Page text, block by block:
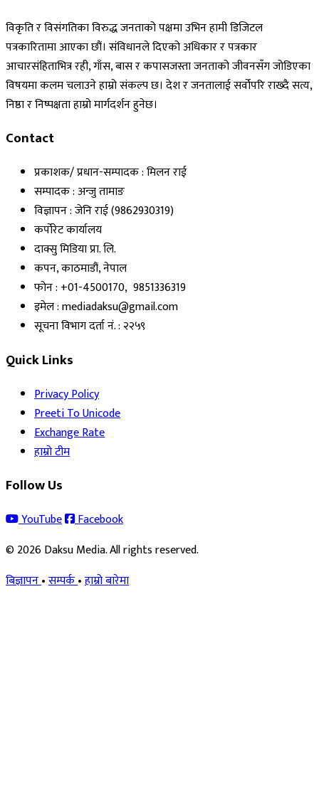
विकृति र विसंगतिका विरुद्ध जनताको पक्षमा उभिन हामी डिजिटल
पत्रकारितामा आएका छौं। संविधानले दिएको अधिकार र पत्रकार
आचारसंहिताभित्र रही, गाँस, बास र कपासजस्ता जनताको जीवनसँग जोडिएका
विषयमा कलम चलाउने हाम्रो संकल्प छ। देश र जनतालाई सर्वोपरि राख्दै सत्य,
निष्ठा र निष्पक्षता हाम्रो मार्गदर्शन हुनेछ।
Contact
प्रकाशक/ प्रधान-सम्पादक : मिलन राई
सम्पादक : अन्जु तामाङ
विज्ञापन : जेनि राई (9862930319)
कर्पोरेट कार्यालय
दाक्सु मिडिया प्रा. लि.
कपन, काठमाडौं, नेपाल
फोन : +01-4500170, 9851336319
इमेल : mediadaksu@gmail.com
सूचना विभाग दर्ता नं. : २२५९
Quick Links
Privacy Policy
Preeti To Unicode
Exchange Rate
हाम्रो टीम
Follow Us
YouTube
Facebook
© 2026 Daksu Media. All rights reserved.
बिज्ञापन•सम्पर्क•हाम्रो बारेमा